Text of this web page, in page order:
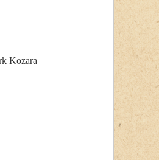
Kozara